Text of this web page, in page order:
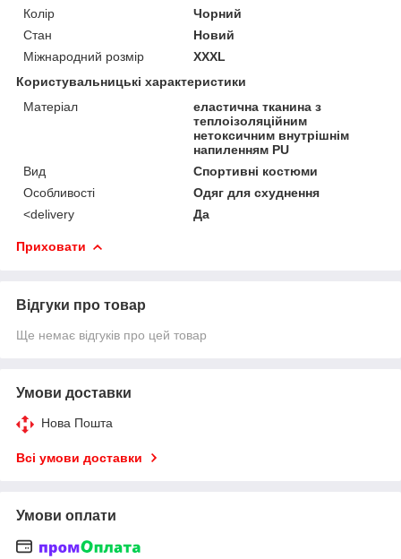
Колір
Чорний
Стан
Новий
Міжнародний розмір
XXXL
Користувальницькі характеристики
Матеріал
еластична тканина з
теплоізоляційним
нетоксичним внутрішнім
напиленням PU
Вид
Спортивні костюми
Особливості
Одяг для схуднення
<delivery
Да
Приховати
Відгуки про товар
Ще немає відгуків про цей товар
Умови доставки
Нова Пошта
Всі умови доставки
Умови оплати